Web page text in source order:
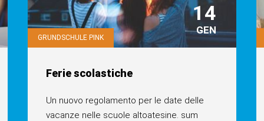
14
GEN
GRUNDSCHULE PINK
Ferie scolastiche
Un nuovo regolamento per le date delle
vacanze nelle scuole altoatesine. sum